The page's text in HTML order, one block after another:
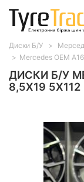
ДИСКИ Б/У
8,5X19 5X112
Диски Б/У
Mercedes OEM